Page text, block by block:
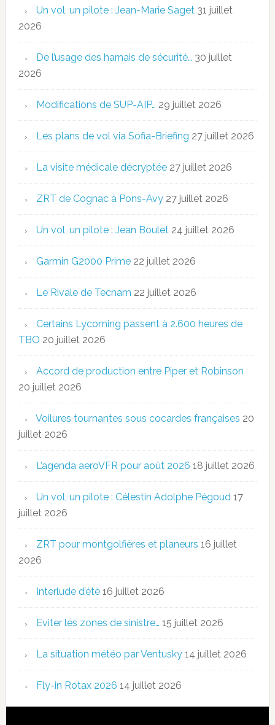
Un vol, un pilote : Jean-Marie Saget 31 juillet
2026
De l’usage des harnais de sécurité… 30 juillet
2026
Modifications de SUP-AIP… 29 juillet 2026
Les plans de vol via Sofia-Briefing 27 juillet 2026
La visite médicale décryptée 27 juillet 2026
ZRT de Cognac à Pons-Avy 27 juillet 2026
Un vol, un pilote : Jean Boulet 24 juillet 2026
Garmin G2000 Prime 22 juillet 2026
Le Rivale de Tecnam 22 juillet 2026
Certains Lycoming passent à 2.600 heures de
TBO 20 juillet 2026
Accord de production entre Piper et Robinson
20 juillet 2026
Voilures tournantes sous cocardes françaises 20
juillet 2026
L’agenda aeroVFR pour août 2026 18 juillet 2026
Un vol, un pilote : Célestin Adolphe Pégoud 17
juillet 2026
ZRT pour montgolfières et planeurs 16 juillet
2026
Interlude d’été 16 juillet 2026
Eviter les zones de sinistre… 15 juillet 2026
La situation météo par Ventusky 14 juillet 2026
Fly-in Rotax 2026 14 juillet 2026